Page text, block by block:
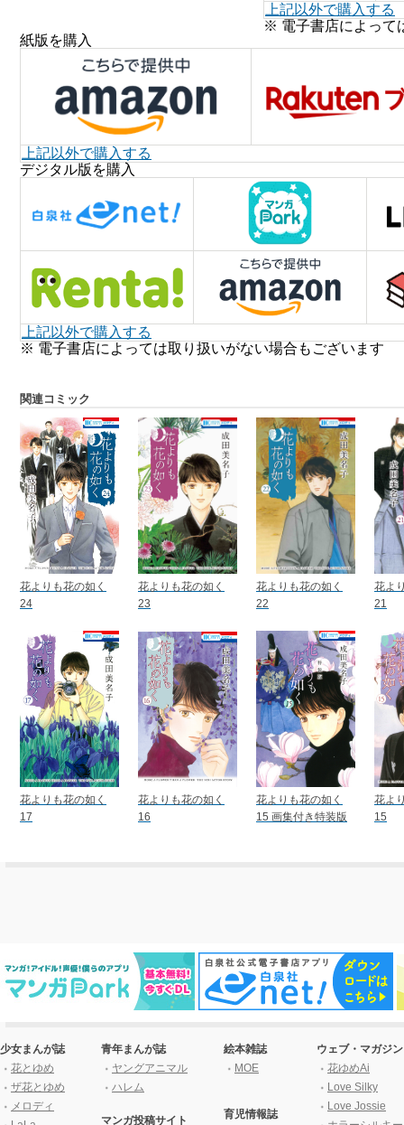
上記以外で購入する
※ 電子書店によって
紙版を購入
上記以外で購入する
デジタル版を購入
上記以外で購入する
※ 電子書店によっては取り扱いがない場合もございます
関連コミック
花よりも花の如く
24
花よりも花の如く
23
花よりも花の如く
22
花よ
21
花よりも花の如く
17
花よりも花の如く
16
花よりも花の如く
15 画集付き特装版
花よ
15
少女まんが誌
花とゆめ
ザ花とゆめ
メロディ
青年まんが誌
ヤングアニマル
ハレム
マンガ投稿サイト
絵本雑誌
MOE
育児情報誌
ウェブ・マガジン
花ゆめAi
Love Silky
Love Jossie